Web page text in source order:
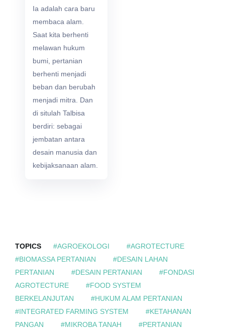
Ia adalah cara baru
membaca alam.
Saat kita berhenti
melawan hukum
bumi, pertanian
berhenti menjadi
beban dan berubah
menjadi mitra. Dan
di situlah Talbisa
berdiri: sebagai
jembatan antara
desain manusia dan
kebijaksanaan alam.
TOPICS #AGROEKOLOGI
#AGROTECTURE
#BIOMASSA PERTANIAN
#DESAIN LAHAN
PERTANIAN
#DESAIN PERTANIAN
#FONDASI
AGROTECTURE
#FOOD SYSTEM
BERKELANJUTAN
#HUKUM ALAM PERTANIAN
#INTEGRATED FARMING SYSTEM
#KETAHANAN
PANGAN
#MIKROBA TANAH
#PERTANIAN